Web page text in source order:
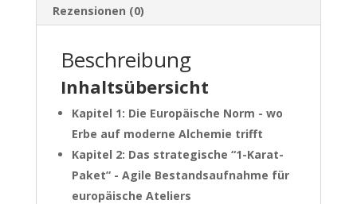
Rezensionen (0)
Beschreibung
Inhaltsübersicht
Kapitel 1: Die Europäische Norm - wo
Erbe auf moderne Alchemie trifft
Kapitel 2: Das strategische “1-Karat-
Paket” - Agile Bestandsaufnahme für
europäische Ateliers